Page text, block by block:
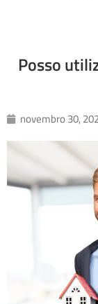
Posso
novembro 30,